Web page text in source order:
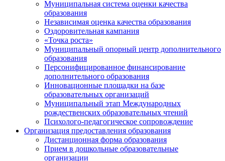
Муниципальная система оценки качества
образования
Независимая оценка качества образования
Оздоровительная кампания
«Точка роста»
Муниципальный опорный центр дополнительного
образования
Персонифицированное финансирование
дополнительного образования
Инновационные площадки на базе
образовательных организаций
Муниципальный этап Международных
рождественских образовательных чтений
Психолого-педагогическое сопровождение
Организация предоставления образования
Дистанционная форма образования
Прием в дошкольные образовательные
организации